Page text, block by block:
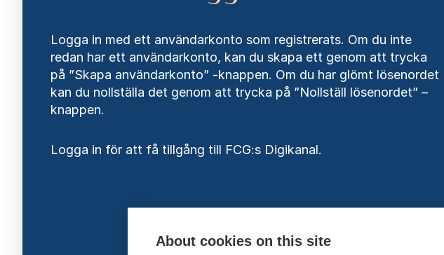
Logga in med ett användarkonto som registrerats. Om du inte
redan har ett användarkonto, kan du skapa ett genom att trycka
på ”Skapa användarkonto” -knappen. Om du har glömt lösenordet
kan du nollställa det genom att trycka på ”Nollställ lösenordet” –
knappen.
Logga in för att få tillgång till FCG:s Digikanal.
About cookies on this site